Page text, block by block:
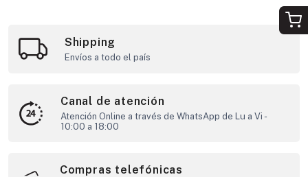
Shipping
Envíos a todo el país
Canal de atención
Atención Online a través de WhatsApp de Lu a Vi -
10:00 a 18:00
Compras telefónicas